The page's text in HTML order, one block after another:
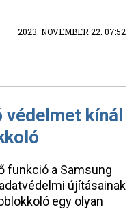
2023. NOVEMBER 22. 07:52
védelmet kínál
funkció a Samsung
újításainak
egy olyan